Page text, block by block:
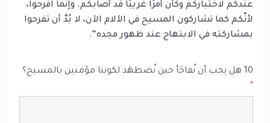
عندكم لاختباركم وكأنّ أمرًا غريبًا قد أصابكم. وإنّما افرحوا،
لأنّكم كما تشاركون المسيح في الآلام الآن، لا بُدَّ أن تفرحوا
بمشاركته في الابتهاج عند ظهور مجده‘‘.
10 هل يجب أن نُفاجَأ حين نُضطهَد لكوننا مؤمنين بالمسيح؟
*